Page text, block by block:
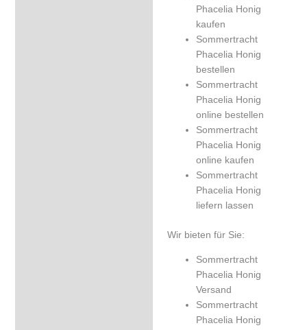
Phacelia Honig
kaufen
Sommertracht
Phacelia Honig
bestellen
Sommertracht
Phacelia Honig
online bestellen
Sommertracht
Phacelia Honig
online kaufen
Sommertracht
Phacelia Honig
liefern lassen
Wir bieten für Sie:
Sommertracht
Phacelia Honig
Versand
Sommertracht
Phacelia Honig